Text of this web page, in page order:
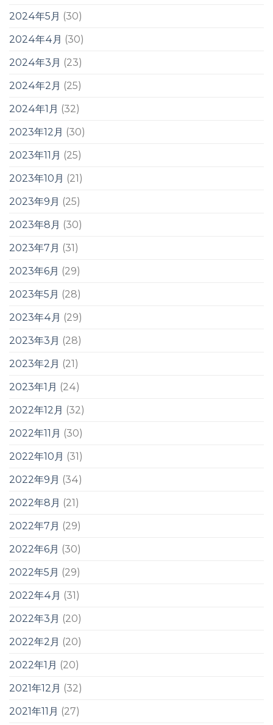
2024年5月 (30)
2024年4月 (30)
2024年3月 (23)
2024年2月 (25)
2024年1月 (32)
2023年12月 (30)
2023年11月 (25)
2023年10月 (21)
2023年9月 (25)
2023年8月 (30)
2023年7月 (31)
2023年6月 (29)
2023年5月 (28)
2023年4月 (29)
2023年3月 (28)
2023年2月 (21)
2023年1月 (24)
2022年12月 (32)
2022年11月 (30)
2022年10月 (31)
2022年9月 (34)
2022年8月 (21)
2022年7月 (29)
2022年6月 (30)
2022年5月 (29)
2022年4月 (31)
2022年3月 (20)
2022年2月 (20)
2022年1月 (20)
2021年12月 (32)
2021年11月 (27)